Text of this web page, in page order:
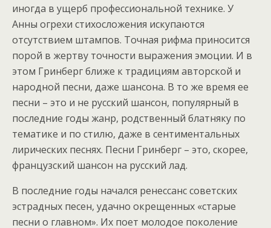
иногда в ущерб профессиональной технике. У
Анны огрехи стихосложения искупаются
отсутствием штампов. Точная рифма приносится
порой в жертву точности выражения эмоции. И в
этом Гринберг ближе к традициям авторской и
народной песни, даже шансона. В то же время ee
песни – это и не русский шансон, популярный в
последние годы жанр, родственный блатняку по
тематике и по стилю, даже в сентиментальных
лирических песнях. Песни Гринберг – это, скорее,
французский шансон на русский лад.
В последние годы начался ренессанс советских
эстрадных песен, удачно окрещенных «старые
песни о главном». Их поет молодое поколение